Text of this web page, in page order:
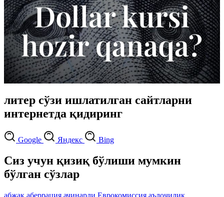
литер сўзи ишлатилган сайтларни
интернетда қидиринг
Google Яндекс Bing
Сиз учун қизиқ бўлиши мумкин
бўлган сўзлар